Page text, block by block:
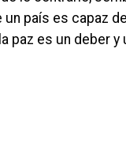
país es capaz
paz es un deber